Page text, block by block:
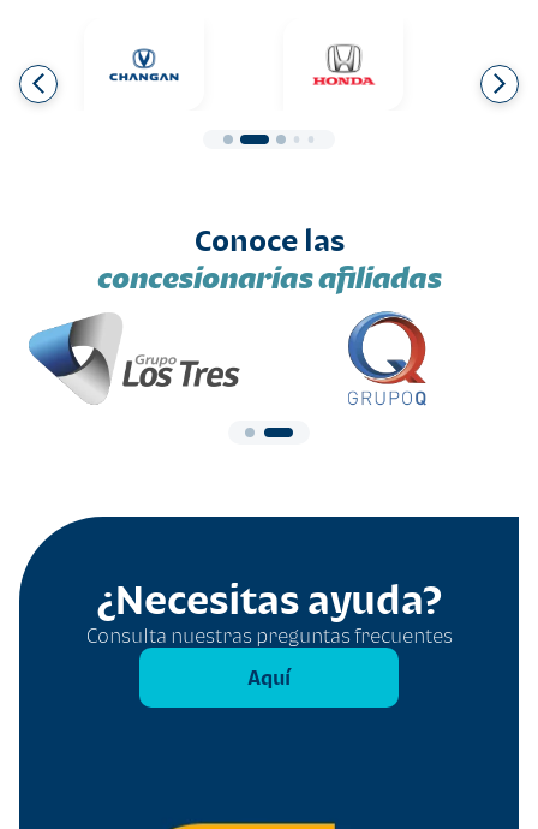
Conoce las
concesionarias afiliadas
¿Necesitas ayuda?
Consulta nuestras preguntas frecuentes
Aquí